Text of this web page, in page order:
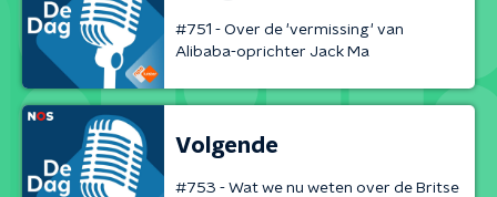
#751 - Over de 'vermissing' van
Alibaba-oprichter Jack Ma
Volgende
#753 - Wat we nu weten over de Britse